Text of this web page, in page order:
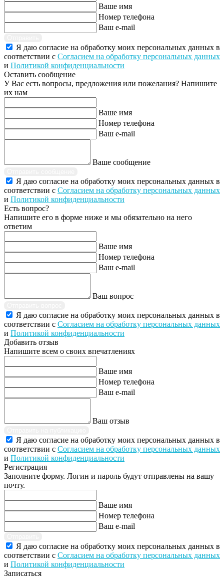
Ваше имя
Номер телефона
Ваш e-mail
Я даю согласие на обработку моих персональных данных в
соответствии с Согласием на обработку персональных данных
и Политикой конфиденциальности
Оставить сообщение
У Вас есть вопросы, предложения или пожелания? Напишите
их нам
Ваше имя
Номер телефона
Ваш e-mail
Ваше сообщение
Я даю согласие на обработку моих персональных данных в
соответствии с Согласием на обработку персональных данных
и Политикой конфиденциальности
Есть вопрос?
Напишите его в форме ниже и мы обязательно на него
ответим
Ваше имя
Номер телефона
Ваш e-mail
Ваш вопрос
Я даю согласие на обработку моих персональных данных в
соответствии с Согласием на обработку персональных данных
и Политикой конфиденциальности
Добавить отзыв
Напишите всем о своих впечатлениях
Ваше имя
Номер телефона
Ваш e-mail
Ваш отзыв
Я даю согласие на обработку моих персональных данных в
соответствии с Согласием на обработку персональных данных
и Политикой конфиденциальности
Регистрация
Заполните форму. Логин и пароль будут отправлены на вашу
почту.
Ваше имя
Номер телефона
Ваш e-mail
Я даю согласие на обработку моих персональных данных в
соответствии с Согласием на обработку персональных данных
и Политикой конфиденциальности
Записаться